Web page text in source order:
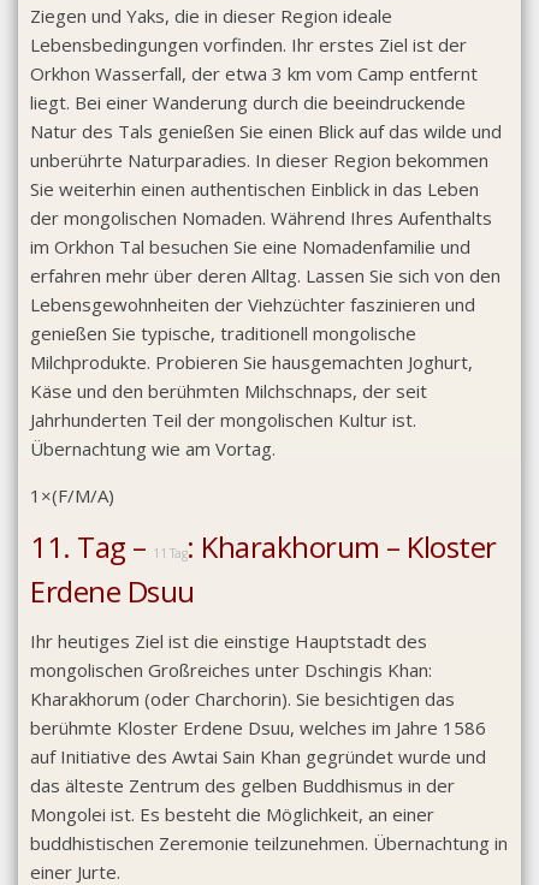
Ziegen und Yaks, die in dieser Region ideale
Lebensbedingungen vorfinden. Ihr erstes Ziel ist der
Orkhon Wasserfall, der etwa 3 km vom Camp entfernt
liegt. Bei einer Wanderung durch die beeindruckende
Natur des Tals genießen Sie einen Blick auf das wilde und
unberührte Naturparadies. In dieser Region bekommen
Sie weiterhin einen authentischen Einblick in das Leben
der mongolischen Nomaden. Während Ihres Aufenthalts
im Orkhon Tal besuchen Sie eine Nomadenfamilie und
erfahren mehr über deren Alltag. Lassen Sie sich von den
Lebensgewohnheiten der Viehzüchter faszinieren und
genießen Sie typische, traditionell mongolische
Milchprodukte. Probieren Sie hausgemachten Joghurt,
Käse und den berühmten Milchschnaps, der seit
Jahrhunderten Teil der mongolischen Kultur ist.
Übernachtung wie am Vortag.
1×(F/M/A)
11. Tag – 11 Tag: Kharakhorum – Kloster
Erdene Dsuu
Ihr heutiges Ziel ist die einstige Hauptstadt des
mongolischen Großreiches unter Dschingis Khan:
Kharakhorum (oder Charchorin). Sie besichtigen das
berühmte Kloster Erdene Dsuu, welches im Jahre 1586
auf Initiative des Awtai Sain Khan gegründet wurde und
das älteste Zentrum des gelben Buddhismus in der
Mongolei ist. Es besteht die Möglichkeit, an einer
buddhistischen Zeremonie teilzunehmen. Übernachtung in
einer Jurte.